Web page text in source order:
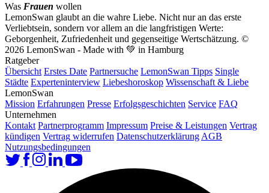
Was Frauen wollen
LemonSwan glaubt an die wahre Liebe. Nicht nur an das erste
Verliebtsein, sondern vor allem an die langfristigen Werte:
Geborgenheit, Zufriedenheit und gegenseitige Wertschätzung. ©
2026 LemonSwan - Made with 💚 in Hamburg
Ratgeber
Übersicht Erstes Date Partnersuche LemonSwan Tipps Single
Städte Experteninterview Liebeshoroskop Wissenschaft & Liebe
LemonSwan
Mission Erfahrungen Presse Erfolgsgeschichten Service FAQ
Unternehmen
Kontakt Partnerprogramm Impressum Preise & Leistungen Vertrag
kündigen Vertrag widerrufen Datenschutzerklärung AGB
Nutzungsbedingungen